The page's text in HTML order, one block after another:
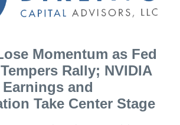
Momentum as Fed
Rally; NVIDIA
Earnings and
Take Center Stage